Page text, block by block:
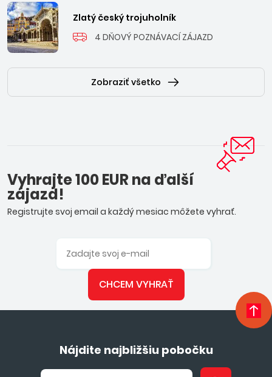
Zlatý český trojuholník
4 DŇOVÝ POZNÁVACÍ ZÁJAZD
Zobraziť všetko
Vyhrajte 100 EUR na ďalší
zájazd!
Registrujte svoj email a každý mesiac môžete vyhrať.
CHCEM VYHRAŤ
Nájdite najbližšiu pobočku